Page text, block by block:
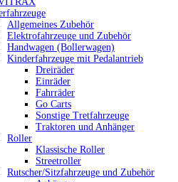
Allgemeines Zubehör
Elektrofahrzeuge und Zubehör
Handwagen (Bollerwagen)
Kinderfahrzeuge mit Pedalantrieb
Dreiräder
Einräder
Fahrräder
Go Carts
Sonstige Tretfahrzeuge
Traktoren und Anhänger
Roller
Klassische Roller
Streetroller
Rutscher/Sitzfahrzeuge und Zubehör